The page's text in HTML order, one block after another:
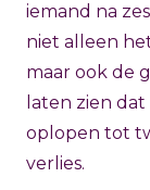
iemand na
niet alleen
maar ook de
laten zien
oplopen tot
verlies.